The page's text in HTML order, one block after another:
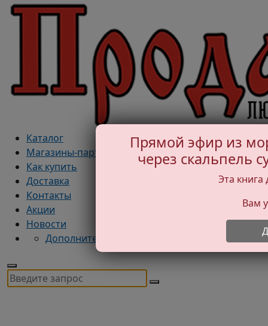
Каталог
Магазины-партнеры
Как купить
Доставка
Контакты
Акции
Новости
Дополнительная информация
Прямой эфир из
через скальпель
Эта книга
Вам